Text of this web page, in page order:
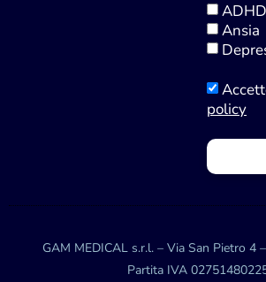
ADHD
Ansia
policy
GAM MEDICAL s.r.l. – Via San Pietro 4
Partita IVA